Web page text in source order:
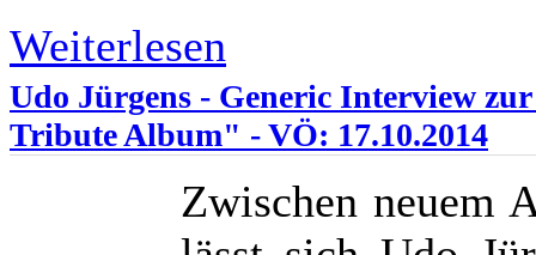
Weiterlesen
Udo Jürgens - Generic Interview
Tribute Album" - VÖ: 17.10.2014
Zwischen neuem